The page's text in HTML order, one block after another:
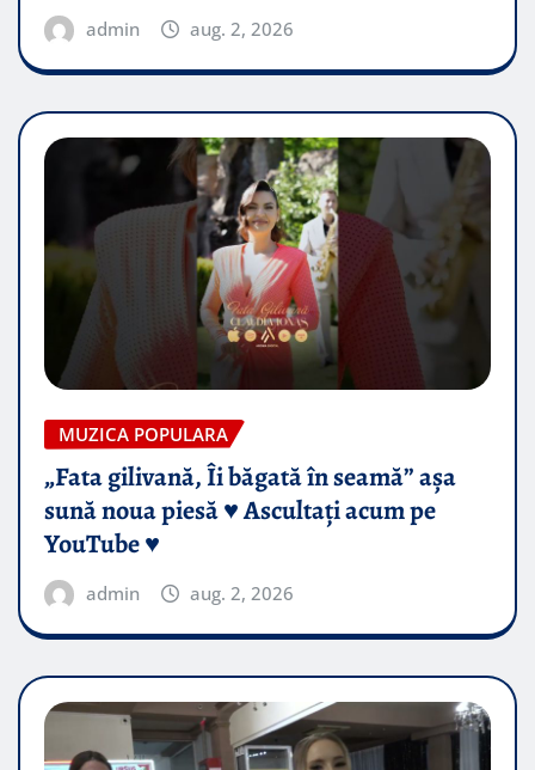
admin aug. 2, 2026
MUZICA POPULARA
„Fata gilivană, Îi băgată în seamă” așa
sună noua piesă ♥️ Ascultați acum pe
YouTube ♥️
admin aug. 2, 2026